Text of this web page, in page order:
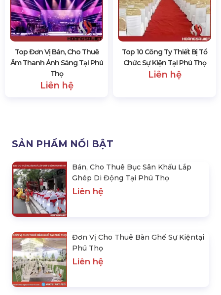
Top Đơn Vị Bán, Cho Thuê
Âm Thanh Ánh Sáng Tại Phú
Thọ
Liên hệ
Top 10 Công Ty Thiết Bị Tổ
Chức Sự Kiện Tại Phú Thọ
Liên hệ
SẢN PHẨM NỔI BẬT
Bán, Cho Thuê Bục Sân Khấu Lắp
Ghép Di Động Tại Phú Thọ
Liên hệ
Đơn Vị Cho Thuê Bàn Ghế Sự Kiệntại
Phú Thọ
Liên hệ